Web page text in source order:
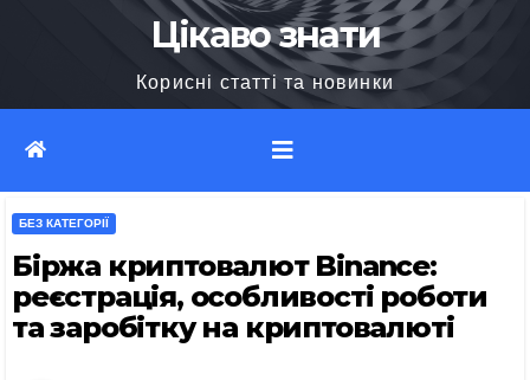
Цікаво знати
Корисні статті та новинки
БЕЗ КАТЕГОРІЇ
Біржа криптовалют Binance:
реєстрація, особливості роботи
та заробітку на криптовалюті